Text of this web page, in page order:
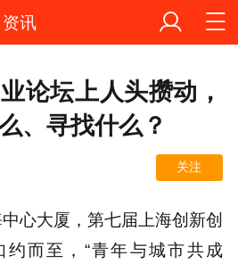
资讯
论坛上人头攒动，
、寻找什么？
关注
心大厦，第七届上海创新创
而至，“青年与城市共成